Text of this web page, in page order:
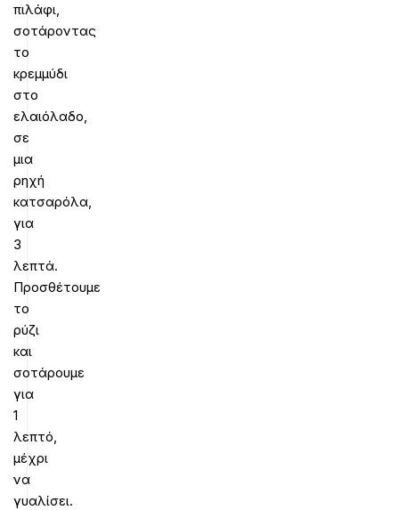
πιλάφι,
σοτάροντας
το
κρεμμύδι
στο
ελαιόλαδο,
σε
μια
ρηχή
κατσαρόλα,
για
3
λεπτά.
Προσθέτουμε
το
ρύζι
και
σοτάρουμε
για
1
λεπτό,
μέχρι
να
γυαλίσει.